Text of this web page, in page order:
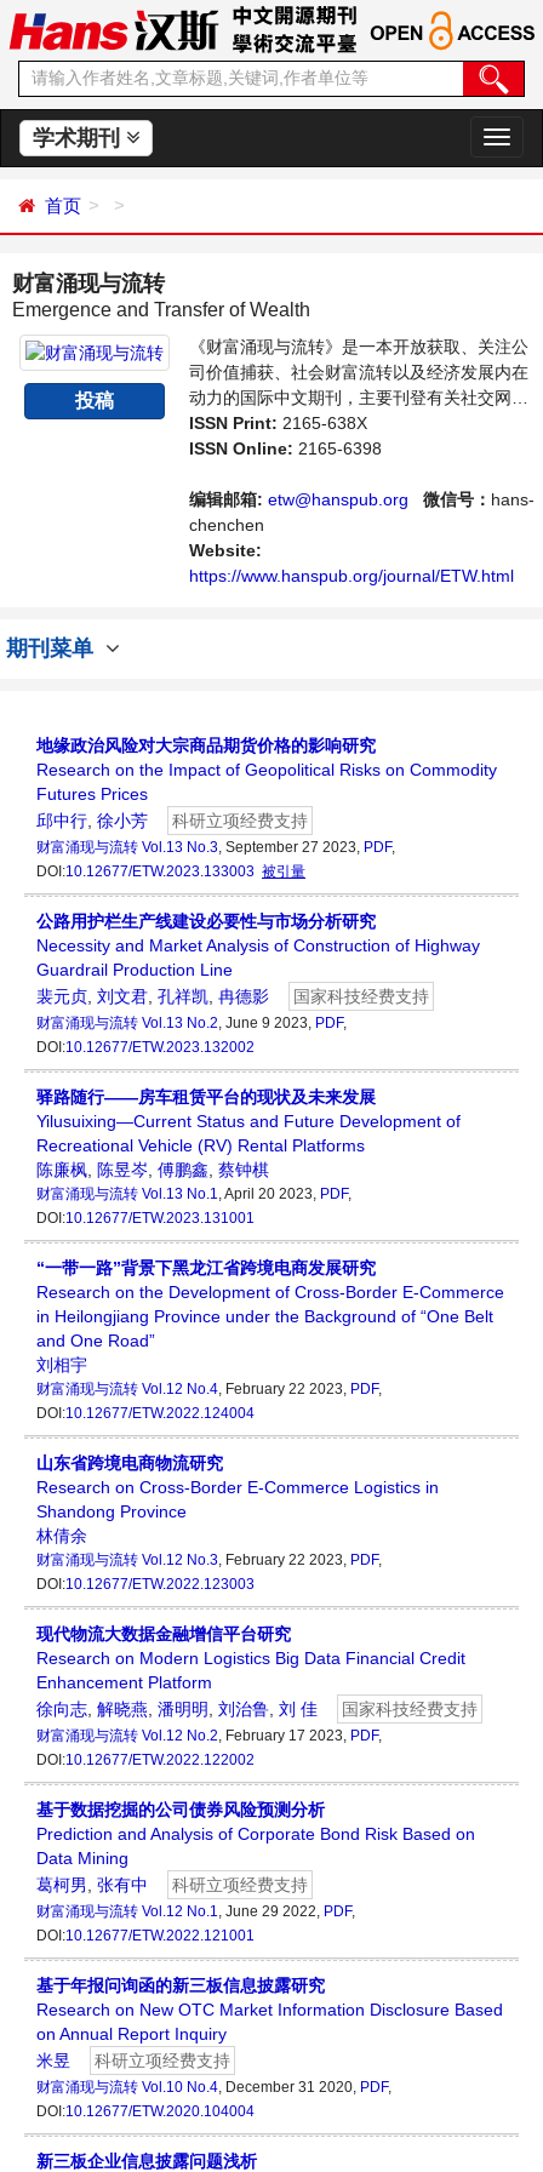
学术期刊
切
换
首页
财富涌现与流转
Emergence and Transfer of Wealth
投稿
《财富涌现与流转》是一本开放获取、关注公
司价值捕获、社会财富流转以及经济发展内在
动力的国际中文期刊，主要刊登有关社交网络
中的价值链、病毒式营销、互联网服务的价值
捕获等领域的论文，反映国内外该领域的最新
导科学，繁荣学术，集学术性、思想性为一
体，旨在为世界范围内的科学家、学者、科研
人员提供一个传播、分享和讨论该领域内不同
方向问题与发展的交流平台。
ISSN Print: 2165-638X
ISSN Online: 2165-6398
编辑邮箱: etw@hanspub.org 微信号： hans-
chenchen
Website:
https://www.hanspub.org/journal/ETW.html
期刊菜单
地缘政治风险对大宗商品期货价格的影响研究
Research on the Impact of Geopolitical Risks on Commodity
Futures Prices
邱中行 徐小芳 科研立项经费支持
财富涌现与流转 Vol.13 No.3, September 27 2023, PDF,
DOI:10.12677/ETW.2023.133003 被引量
公路用护栏生产线建设必要性与市场分析研究
Necessity and Market Analysis of Construction of Highway
Guardrail Production Line
裴元贞 刘文君 孔祥凯 冉德影 国家科技经费支持
财富涌现与流转 Vol.13 No.2, June 9 2023, PDF,
DOI:10.12677/ETW.2023.132002
驿路随行——房车租赁平台的现状及未来发展
Yilusuixing—Current Status and Future Development of
Recreational Vehicle (RV) Rental Platforms
陈廉枫
陈昱岑 傅鹏鑫 蔡钟棋
财富涌现与流转 Vol.13 No.1, April 20 2023, PDF,
DOI:10.12677/ETW.2023.131001
“一带一路”背景下黑龙江省跨境电商发展研究
Research on the Development of Cross-Border E-Commerce
in Heilongjiang Province under the Background of “One Belt
and One Road”
刘相宇
财富涌现与流转 Vol.12 No.4, February 22 2023, PDF,
DOI:10.12677/ETW.2022.124004
山东省跨境电商物流研究
Research on Cross-Border E-Commerce Logistics in
Shandong Province
林倩余
财富涌现与流转 Vol.12 No.3, February 22 2023, PDF,
DOI:10.12677/ETW.2022.123003
现代物流大数据金融增信平台研究
Research on Modern Logistics Big Data Financial Credit
Enhancement Platform
徐向志 解晓燕 潘明明 刘治鲁 刘 佳 国家科技经费支持
财富涌现与流转 Vol.12 No.2, February 17 2023, PDF,
DOI:10.12677/ETW.2022.122002
基于数据挖掘的公司债券风险预测分析
Prediction and Analysis of Corporate Bond Risk Based on
Data Mining
葛柯男
张有中 科研立项经费支持
财富涌现与流转 Vol.12 No.1, June 29 2022, PDF,
DOI:10.12677/ETW.2022.121001
基于年报问询函的新三板信息披露研究
Research on New OTC Market Information Disclosure Based
on Annual Report Inquiry
米昱
科研立项经费支持
财富涌现与流转 Vol.10 No.4, December 31 2020, PDF,
DOI:10.12677/ETW.2020.104004
新三板企业信息披露问题浅析